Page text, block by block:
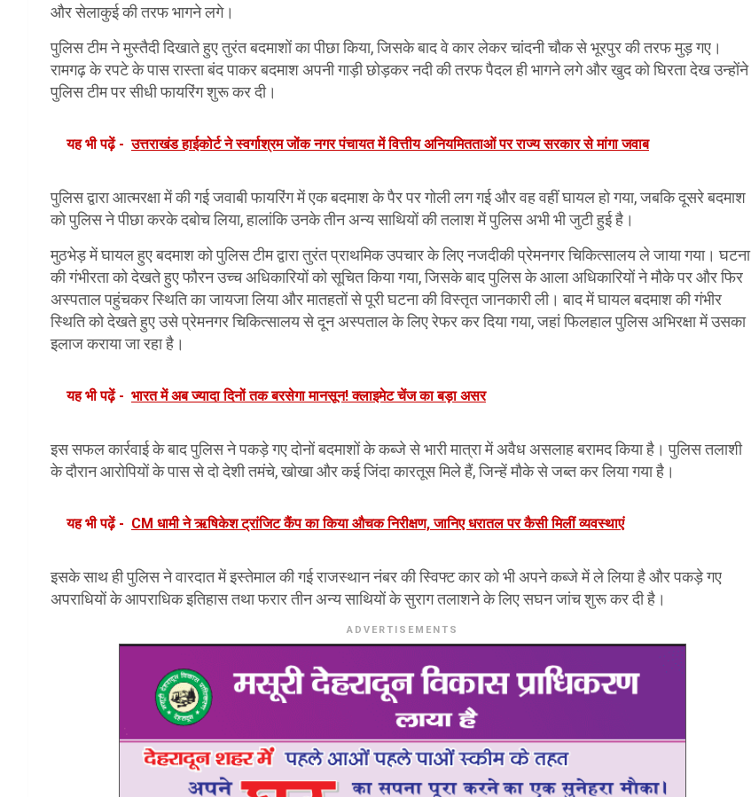
और सेलाकुई की तरफ भागने लगे।
पुलिस टीम ने मुस्तैदी दिखाते हुए तुरंत बदमाशों का पीछा किया, जिसके बाद वे कार लेकर चांदनी चौक से भूरपुर की तरफ मुड़ गए।
रामगढ़ के रपटे के पास रास्ता बंद पाकर बदमाश अपनी गाड़ी छोड़कर नदी की तरफ पैदल ही भागने लगे और खुद को घिरता देख उन्होंने
पुलिस टीम पर सीधी फायरिंग शुरू कर दी।
यह भी पढ़ें - उत्तराखंड हाईकोर्ट ने स्वर्गाश्रम जोंक नगर पंचायत में वित्तीय अनियमितताओं पर राज्य सरकार से मांगा जवाब
पुलिस द्वारा आत्मरक्षा में की गई जवाबी फायरिंग में एक बदमाश के पैर पर गोली लग गई और वह वहीं घायल हो गया, जबकि दूसरे बदमाश
को पुलिस ने पीछा करके दबोच लिया, हालांकि उनके तीन अन्य साथियों की तलाश में पुलिस अभी भी जुटी हुई है।
मुठभेड़ में घायल हुए बदमाश को पुलिस टीम द्वारा तुरंत प्राथमिक उपचार के लिए नजदीकी प्रेमनगर चिकित्सालय ले जाया गया। घटना
की गंभीरता को देखते हुए फौरन उच्च अधिकारियों को सूचित किया गया, जिसके बाद पुलिस के आला अधिकारियों ने मौके पर और फिर
अस्पताल पहुंचकर स्थिति का जायजा लिया और मातहतों से पूरी घटना की विस्तृत जानकारी ली। बाद में घायल बदमाश की गंभीर
स्थिति को देखते हुए उसे प्रेमनगर चिकित्सालय से दून अस्पताल के लिए रेफर कर दिया गया, जहां फिलहाल पुलिस अभिरक्षा में उसका
इलाज कराया जा रहा है।
यह भी पढ़ें - भारत में अब ज्यादा दिनों तक बरसेगा मानसून! क्लाइमेट चेंज का बड़ा असर
इस सफल कार्रवाई के बाद पुलिस ने पकड़े गए दोनों बदमाशों के कब्जे से भारी मात्रा में अवैध असलाह बरामद किया है। पुलिस तलाशी
के दौरान आरोपियों के पास से दो देशी तमंचे, खोखा और कई जिंदा कारतूस मिले हैं, जिन्हें मौके से जब्त कर लिया गया है।
यह भी पढ़ें - CM धामी ने ऋषिकेश ट्रांजिट कैंप का किया औचक निरीक्षण, जानिए धरातल पर कैसी मिलीं व्यवस्थाएं
इसके साथ ही पुलिस ने वारदात में इस्तेमाल की गई राजस्थान नंबर की स्विफ्ट कार को भी अपने कब्जे में ले लिया है और पकड़े गए
अपराधियों के आपराधिक इतिहास तथा फरार तीन अन्य साथियों के सुराग तलाशने के लिए सघन जांच शुरू कर दी है।
ADVERTISEMENTS